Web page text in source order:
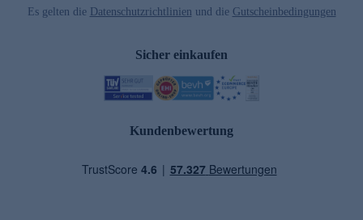
Es gelten die Datenschutzrichtlinien und die Gutscheinbedingungen
Sicher einkaufen
Kundenbewertung